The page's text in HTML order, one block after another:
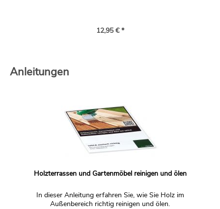
12,95 € *
Anleitungen
Holzterrassen und Gartenmöbel reinigen und ölen
In dieser Anleitung erfahren Sie, wie Sie Holz im
Außenbereich richtig reinigen und ölen.